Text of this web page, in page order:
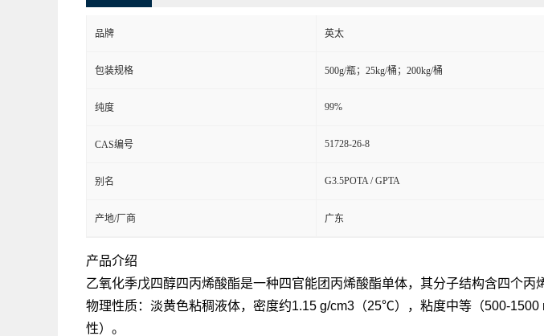
品牌 英太
包装规格 500g/瓶；25kg/桶；200kg/桶
纯度 99%
CAS编号 51728-26-8
别名 G3.5POTA / GPTA
产地/厂商 广东
产品介绍
乙氧化季戊四醇四丙烯酸酯是一种四官能团丙烯酸酯单体，其分子结构含四个丙
物理性质：淡黄色粘稠液体，密度约1.15 g/cm3（25℃），粘度中等（500-
性）。